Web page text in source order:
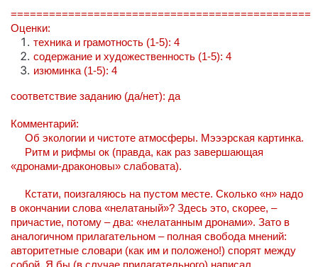
===============================================
Оценки:
техника и грамотность (1-5): 4
содержание и художественность (1-5): 4
изюминка (1-5): 4
соответствие заданию (да/нет): да
Комментарий:
Об экологии и чистоте атмосферы. Мэээрская картинка.
Ритм и рифмы ок (правда, как раз завершающая
«дронами-драконовы» слабовата).
Кстати, поизгаляюсь на пустом месте. Сколько «н» надо
в окончании слова «нелатаный»? Здесь это, скорее, –
причастие, потому – два: «нелатанным дронами». Зато в
аналогичном прилагательном – полная свобода мнений:
авторитетные словари (как им и положено!) спорят между